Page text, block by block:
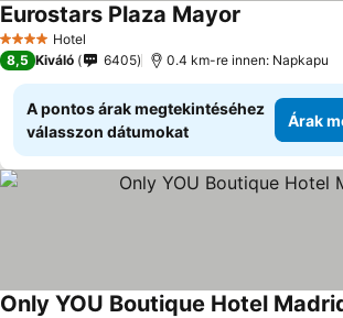
4 KategóriaHotel
Eurostars Plaza Mayor
8,5 Kiváló 6405 0.4 km-re innen: Napkapu
A pontos árak megtekintéséhez
válasszon dátumokat
Árak
Only YOU Boutique Hotel